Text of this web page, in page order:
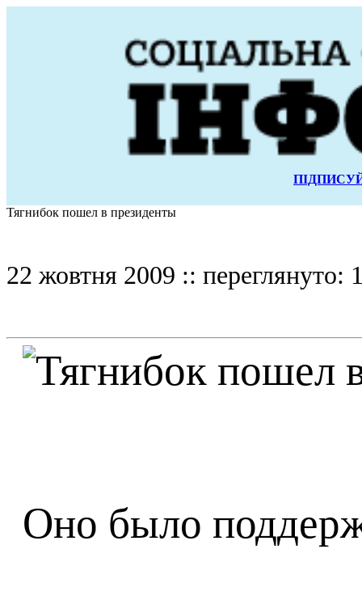
Тягнибок пошел в президенты
22 жовтня 2009 :: переглянуто:
Оно было